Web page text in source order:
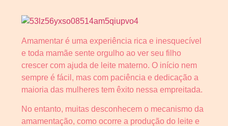
Amamentar é uma experiência rica e inesquecível
e toda mamãe sente orgulho ao ver seu filho
crescer com ajuda de leite materno. O início nem
sempre é fácil, mas com paciência e dedicação a
maioria das mulheres tem êxito nessa empreitada.
No entanto, muitas desconhecem o mecanismo da
amamentação, como ocorre a produção do leite e